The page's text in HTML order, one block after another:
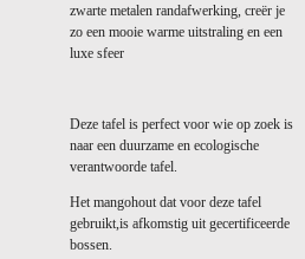
zwarte metalen randafwerking, creër je
zo een mooie warme uitstraling en een
luxe sfeer
Deze tafel is perfect voor wie op zoek is
naar een duurzame en ecologische
verantwoorde tafel.
Het mangohout dat voor deze tafel
gebruikt,is afkomstig uit gecertificeerde
bossen.